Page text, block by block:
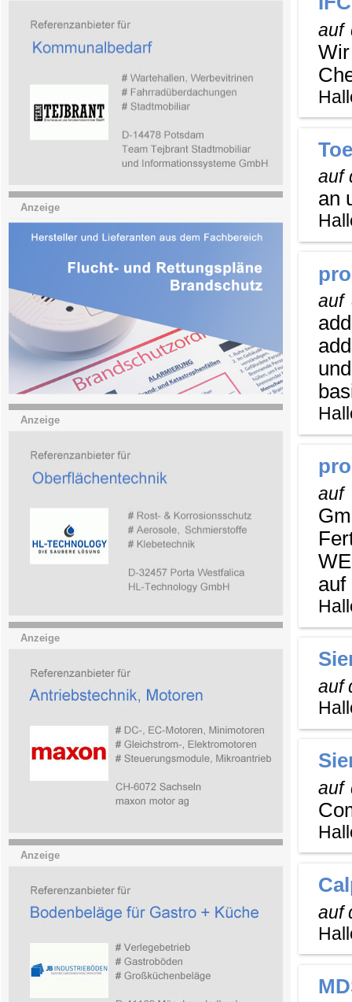
Anzeige
Anzeige
Anzeige
Anzeige
auf
auf
an
auf
auf
auf
auf
auf
auf